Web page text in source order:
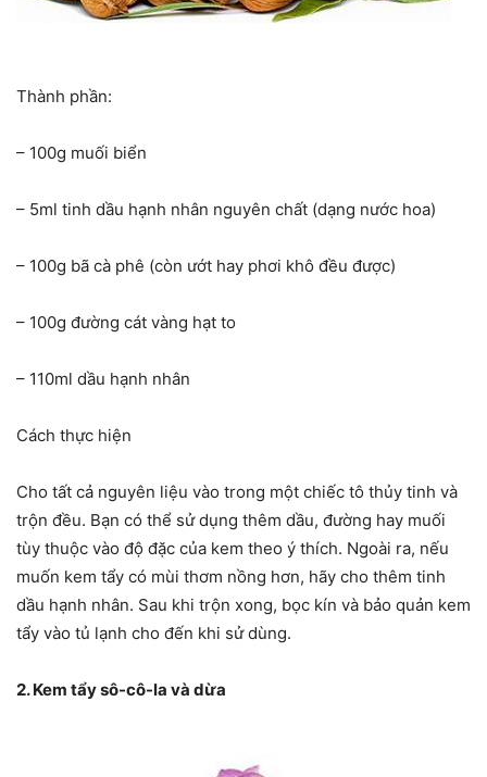
Thành phần:
– 100g muối biển
– 5ml tinh dầu hạnh nhân nguyên chất (dạng nước hoa)
– 100g bã cà phê (còn ướt hay phơi khô đều được)
– 100g đường cát vàng hạt to
– 110ml dầu hạnh nhân
Cách thực hiện
Cho tất cả nguyên liệu vào trong một chiếc tô thủy tinh và
trộn đều. Bạn có thể sử dụng thêm dầu, đường hay muối
tùy thuộc vào độ đặc của kem theo ý thích. Ngoài ra, nếu
muốn kem tẩy có mùi thơm nồng hơn, hãy cho thêm tinh
dầu hạnh nhân. Sau khi trộn xong, bọc kín và bảo quản kem
tẩy vào tủ lạnh cho đến khi sử dùng.
2. Kem tẩy sô-cô-la và dừa